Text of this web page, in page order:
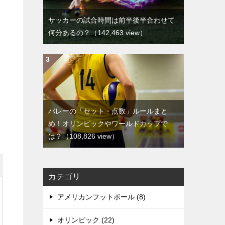
サッカーの試合時間は前半後半合わせて
何分あるの？ （142,463 view）
バレーの「セット・点数」ルールまと
め！オリンピックやワールドカップで
は？（108,826 view）
カテゴリ
アメリカンフットボール (8)
オリンピック (22)